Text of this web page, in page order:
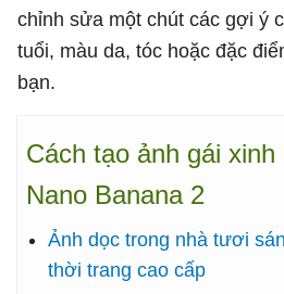
chỉnh sửa một chút các gợi ý
tuổi, màu da, tóc hoặc đặc
bạn.
Cách tạo ảnh gái
Nano Banana 2
Ảnh dọc trong nhà tươi
thời trang cao cấp